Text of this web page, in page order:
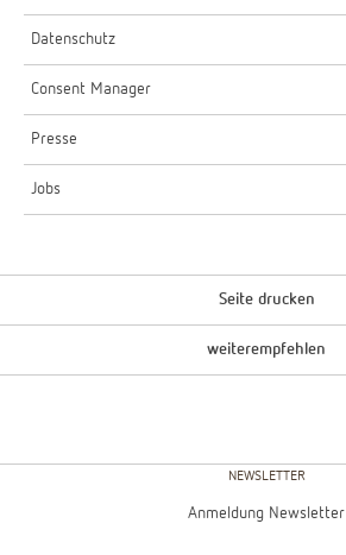
Datenschutz
Consent Manager
Presse
Jobs
Seite drucken
weiterempfehlen
NEWSLETTER
Anmeldung Newsletter